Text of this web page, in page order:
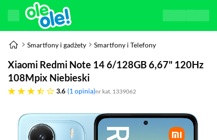
Smartfony i gadżety Smartfony i Telefony
Xiaomi Redmi Note 14 6/128GB 6,67" 120Hz
108Mpix Niebieski
3.6
3.6 gwiazdek 1 opinia nr kat. 1339062